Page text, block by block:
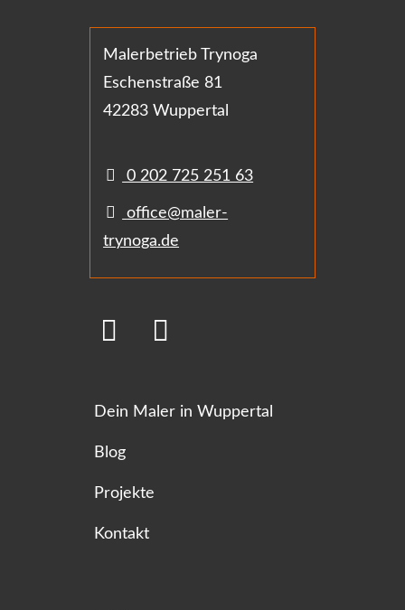
Malerbetrieb Trynoga
Eschenstraße 81
42283 Wuppertal
0 202 725 251 63
office@maler-
trynoga.de
Dein Maler in Wuppertal
Blog
Projekte
Kontakt